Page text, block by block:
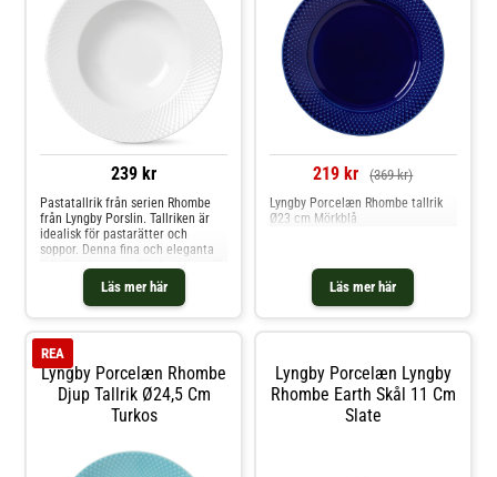
239 kr
Läs mer här
Pastatallrik från serien Rhombe
från Lyngby Porslin. Tallriken är
idealisk för pastarätter och
soppor. Denna fina och eleganta
tallriken har en tydlig koppling till
övriga Rhombe-serien med det
diskreta mönstret på tallriken.
Använd pastatallriken både till
tillfällen.
219 kr (369 kr)
Läs mer här
Lyngby Porcelæn Rhombe tallrik
Ø23 cm Mörkblå
Lyngby Porcelæn Rhombe
Djup Tallrik Ø24,5 Cm
Turkos
REA
Lyngby Porcelæn Lyngby
Rhombe Earth Skål 11 Cm
Slate